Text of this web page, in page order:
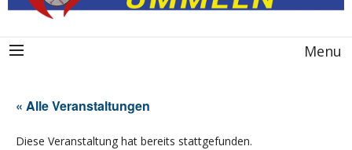
Menu
« Alle Veranstaltungen
Diese Veranstaltung hat bereits stattgefunden.